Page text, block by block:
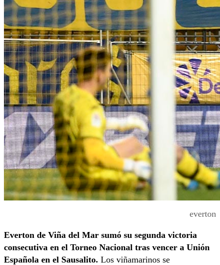
everton
Everton de Viña del Mar sumó su segunda victoria
consecutiva en el Torneo Nacional tras vencer a Unión
Española en el Sausalito. Los viñamarinos se